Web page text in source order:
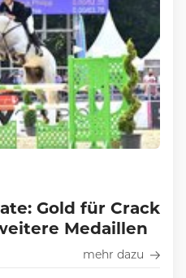
Gold für Crack
Medaillen
mehr dazu